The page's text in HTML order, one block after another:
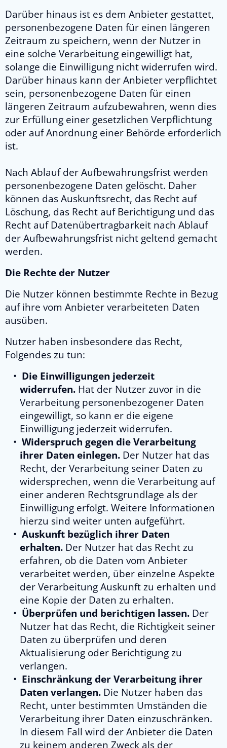
Darüber hinaus ist es dem Anbieter gestattet,
personenbezogene Daten für einen längeren
Zeitraum zu speichern, wenn der Nutzer in
eine solche Verarbeitung eingewilligt hat,
solange die Einwilligung nicht widerrufen wird.
Darüber hinaus kann der Anbieter verpflichtet
sein, personenbezogene Daten für einen
längeren Zeitraum aufzubewahren, wenn dies
zur Erfüllung einer gesetzlichen Verpflichtung
oder auf Anordnung einer Behörde erforderlich
ist.
Nach Ablauf der Aufbewahrungsfrist werden
personenbezogene Daten gelöscht. Daher
können das Auskunftsrecht, das Recht auf
Löschung, das Recht auf Berichtigung und das
Recht auf Datenübertragbarkeit nach Ablauf
der Aufbewahrungsfrist nicht geltend gemacht
werden.
Die Rechte der Nutzer
Die Nutzer können bestimmte Rechte in Bezug
auf ihre vom Anbieter verarbeiteten Daten
ausüben.
Nutzer haben insbesondere das Recht,
Folgendes zu tun:
Die Einwilligungen jederzeit
widerrufen.Hat der Nutzer zuvor in die
Verarbeitung personenbezogener Daten
eingewilligt, so kann er die eigene
Einwilligung jederzeit widerrufen.
Widerspruch gegen die Verarbeitung
ihrer Daten einlegen.Der Nutzer hat das
Recht, der Verarbeitung seiner Daten zu
widersprechen, wenn die Verarbeitung auf
einer anderen Rechtsgrundlage als der
Einwilligung erfolgt. Weitere Informationen
hierzu sind weiter unten aufgeführt.
Auskunft bezüglich ihrer Daten
erhalten.Der Nutzer hat das Recht zu
erfahren, ob die Daten vom Anbieter
verarbeitet werden, über einzelne Aspekte
der Verarbeitung Auskunft zu erhalten und
eine Kopie der Daten zu erhalten.
Überprüfen und berichtigen lassen. Der
Nutzer hat das Recht, die Richtigkeit seiner
Daten zu überprüfen und deren
Aktualisierung oder Berichtigung zu
verlangen.
Einschränkung der Verarbeitung ihrer
Daten verlangen.Die Nutzer haben das
Recht, unter bestimmten Umständen die
Verarbeitung ihrer Daten einzuschränken.
In diesem Fall wird der Anbieter die Daten
zu keinem anderen Zweck als der